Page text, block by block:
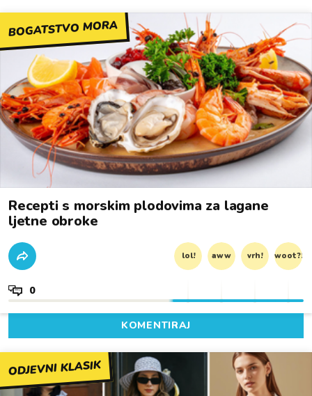
BOGATSTVO MORA
Recepti s morskim plodovima za lagane
ljetne obroke
lol! aww vrh! woot?!
0
KOMENTIRAJ
ODJEVNI KLASIK